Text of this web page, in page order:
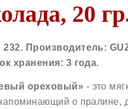
20
232. Производитель:
хранения: 3 года.
ореховый» - это
о пралине,